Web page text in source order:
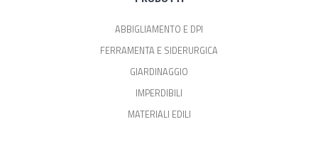
ABBIGLIAMENTO E DPI
FERRAMENTA E SIDERURGICA
GIARDINAGGIO
IMPERDIBILI
MATERIALI EDILI